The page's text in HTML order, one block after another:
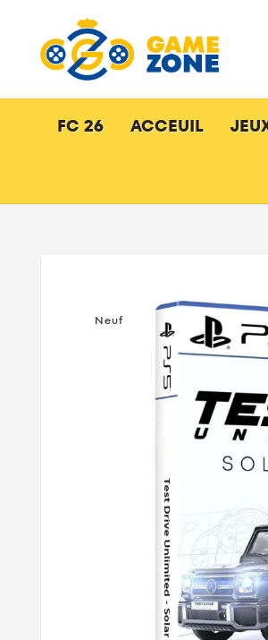
FC 26 ACCEUIL
Neuf